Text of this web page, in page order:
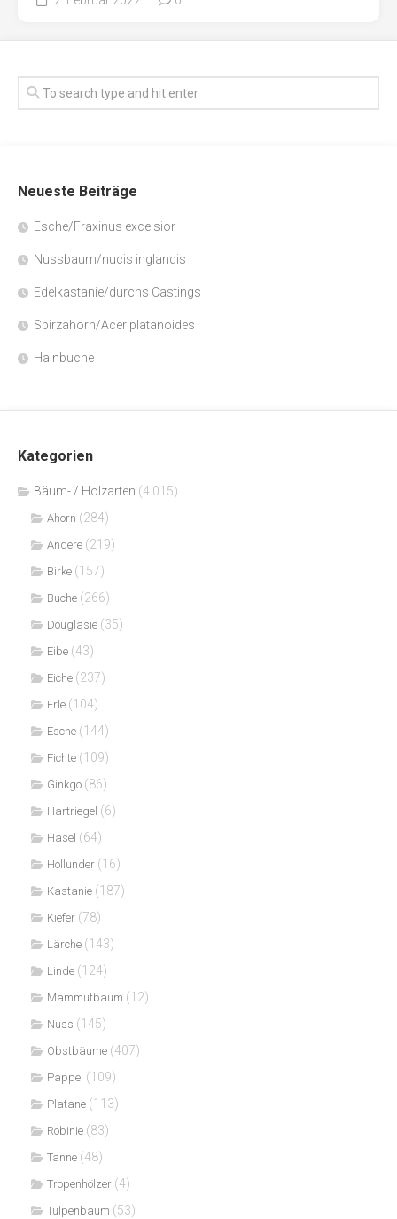
Neueste Beiträge
Esche/Fraxinus excelsior
Nussbaum/nucis inglandis
Edelkastanie/durchs Castings
Spirzahorn/Acer platanoides
Hainbuche
Kategorien
Bäum- / Holzarten (4.015)
Ahorn (284)
Andere (219)
Birke (157)
Buche (266)
Douglasie (35)
Eibe (43)
Eiche (237)
Erle (104)
Esche (144)
Fichte (109)
Ginkgo (86)
Hartriegel (6)
Hasel (64)
Hollunder (16)
Kastanie (187)
Kiefer (78)
Lärche (143)
Linde (124)
Mammutbaum (12)
Nuss (145)
Obstbäume (407)
Pappel (109)
Platane (113)
Robinie (83)
Tanne (48)
Tropenhölzer (4)
Tulpenbaum (53)